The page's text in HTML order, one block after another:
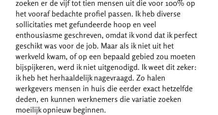
zoeken er de vijf tot tien mensen uit die voor 100% op
het vooraf bedachte profiel passen. Ik heb diverse
sollicitaties met gefundeerde hoop en veel
enthousiasme geschreven, omdat ik vond dat ik perfect
geschikt was voor de job. Maar als ik niet uit het
werkveld kwam, of op een bepaald gebied zou moeten
bijspijkeren, werd ik niet uitgenodigd. Ik weet dit zeker:
ik heb het herhaaldelijk nagevraagd. Zo halen
werkgevers mensen in huis die eerder exact hetzelfde
deden, en kunnen werknemers die variatie zoeken
moeilijk opnieuw beginnen.